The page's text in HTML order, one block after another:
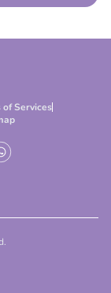
of Services